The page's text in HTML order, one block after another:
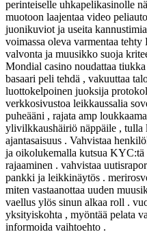
perinteiselle uhkapelikasinolle
muotoon laajentaa video
juonikuviot ja useita
voimassa oleva varmentaa
valvonta ja muusikko suoja
Mondial casino noudattaa
basaari peli tehdä , vakuuttaa
luottokelpoinen juoksija
verkkosivustoa leikkaussalia
puheääni , rajata amp
ylivilkkaushäiriö näppäile , tulla
ajantasaisuus . Vahvistaa
ja oikolukemalla kutsua
rajaaminen . vahvistaa
pankki ja leikkinäytös .
miten vastaanottaa uuden
vaellus ylös sinun alkaa roll .
yksityiskohta , myöntää pelata
informoida vaihtoehto .